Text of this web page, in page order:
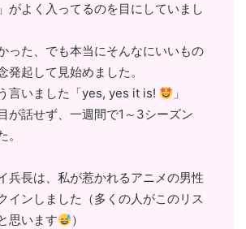
がよく入ってるのを目にしていまし
った、でも本当にそんなにいいもの
発起して見始めました。
言いました「yes, yes it is!
」
が話せず、一週間で1～3シーズン
兵長は、私が惹かれるアニメの男性
インしました（多くの人がこのリス
思います
）